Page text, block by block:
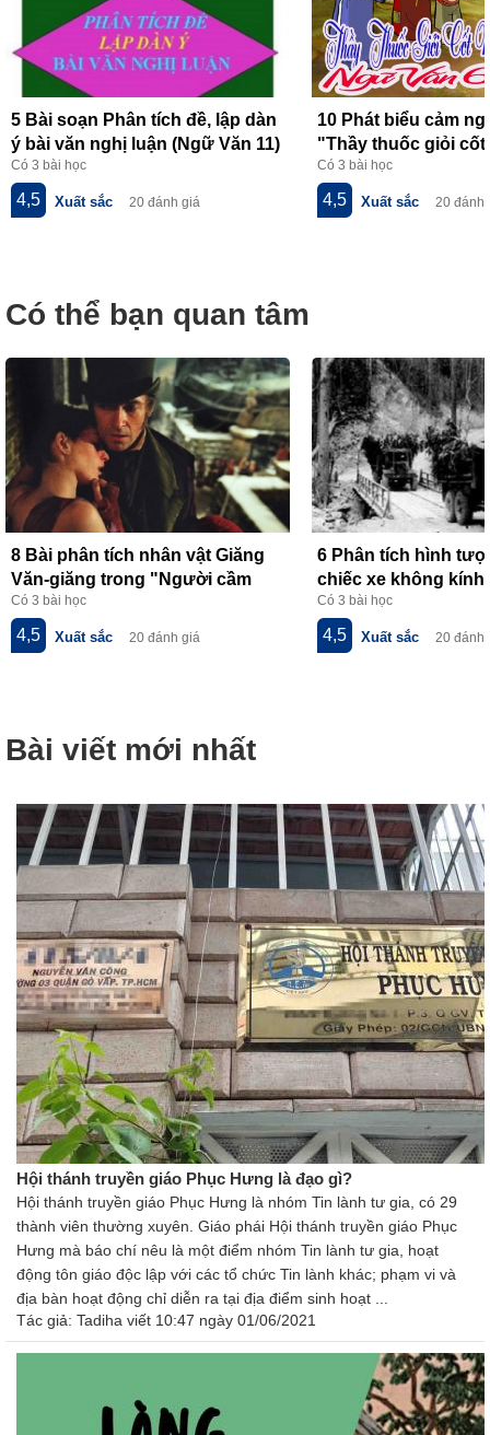
5 Bài soạn Phân tích đề, lập dàn
ý bài văn nghị luận (Ngữ Văn 11)
hay nhất
Có 3 bài học
4,5 Xuất sắc 20 đánh giá
10 Phát biểu cảm
"Thầy thuốc giỏi cốt
lòng" của Hồ
nhất
Có 3 bài học
4,5 Xuất sắc 20 đánh
Có thể bạn quan tâm
8 Bài phân tích nhân vật Giăng
Văn-giăng trong "Người cầm
quyền khôi phục uy quyền" của
V.Huy-gô
Có 3 bài học
4,5 Xuất sắc 20 đánh giá
6 Phân tích hình
chiếc xe không
thơ về tiểu đội xe
của Phạm Tiến Duật
Có 3 bài học
4,5 Xuất sắc 20 đánh
Bài viết mới nhất
Hội thánh truyền giáo Phục Hưng là đạo gì?
Hội thánh truyền giáo Phục Hưng là nhóm Tin lành tư gia, có 29
thành viên thường xuyên. Giáo phái Hội thánh truyền giáo Phục
Hưng mà báo chí nêu là một điểm nhóm Tin lành tư gia, hoạt
động tôn giáo độc lập với các tổ chức Tin lành khác; phạm vi và
địa bàn hoạt động chỉ diễn ra tại địa điểm sinh hoạt ...
Tác giả: Tadiha viết 10:47 ngày 01/06/2021